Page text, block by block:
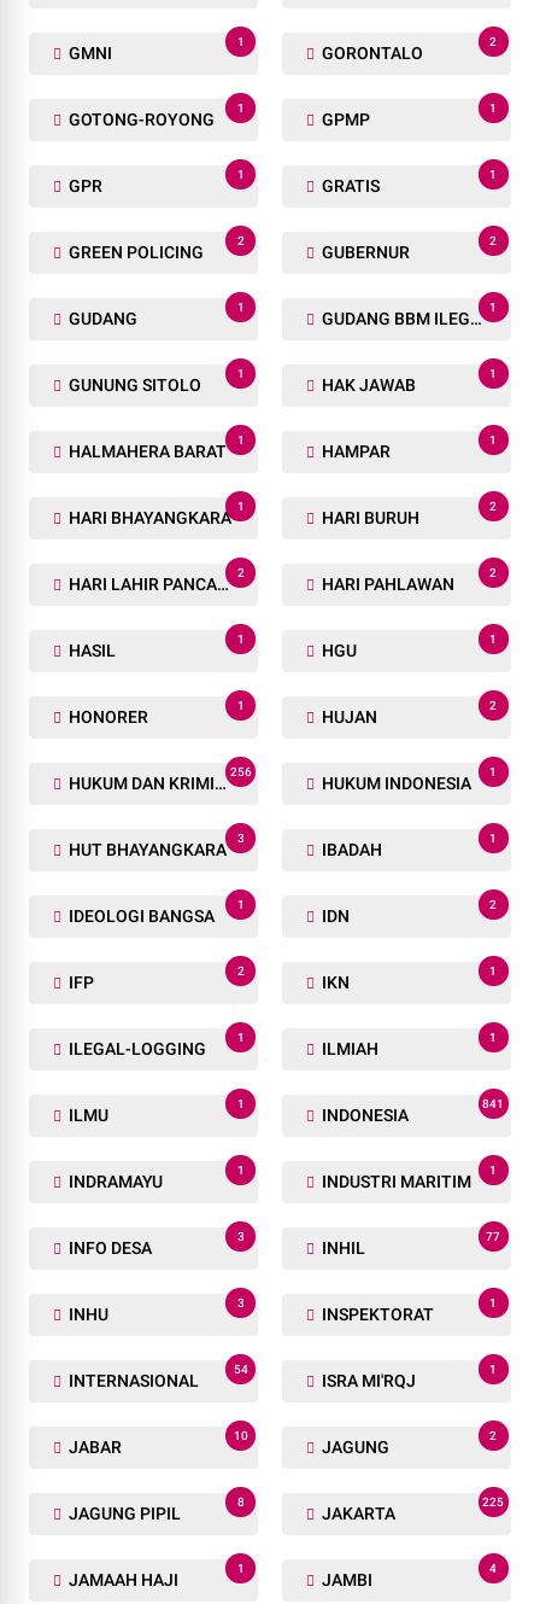
GMNI
1
GORONTALO
2
GOTONG-ROYONG
1
GPMP
1
GPR
1
GRATIS
1
GREEN POLICING
2
GUBERNUR
2
GUDANG
1
GUDANG BBM ILEGAL
1
GUNUNG SITOLO
1
HAK JAWAB
1
HALMAHERA BARAT
1
HAMPAR
1
HARI BHAYANGKARA
1
HARI BURUH
2
HARI LAHIR PANCASILA
2
HARI PAHLAWAN
2
HASIL
1
HGU
1
HONORER
1
HUJAN
2
HUKUM DAN KRIMINAL
256
HUKUM INDONESIA
1
HUT BHAYANGKARA
3
IBADAH
1
IDEOLOGI BANGSA
1
IDN
2
IFP
2
IKN
1
ILEGAL-LOGGING
1
ILMIAH
1
ILMU
1
INDONESIA
841
INDRAMAYU
1
INDUSTRI MARITIM
1
INFO DESA
3
INHIL
77
INHU
3
INSPEKTORAT
1
INTERNASIONAL
54
ISRA MI'RQJ
1
JABAR
10
JAGUNG
2
JAGUNG PIPIL
8
JAKARTA
225
JAMAAH HAJI
1
JAMBI
4